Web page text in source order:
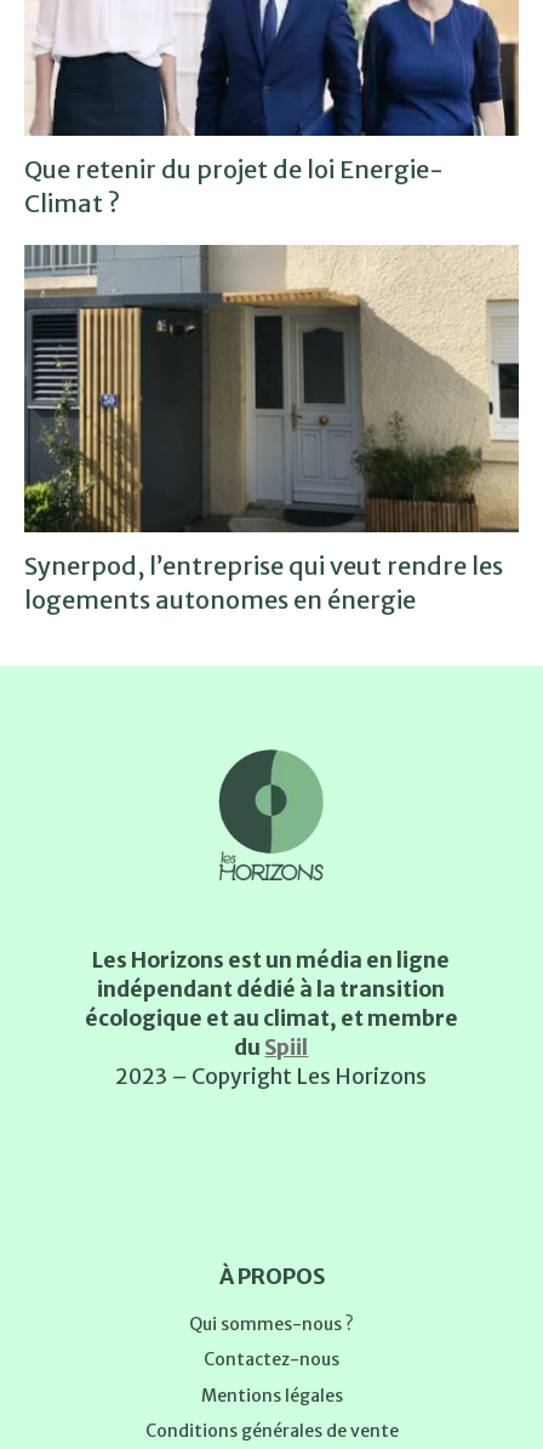
Que retenir du projet de loi Energie-
Climat ?
Synerpod, l’entreprise qui veut rendre les
logements autonomes en énergie
Les Horizons est un média en ligne
indépendant dédié à la transition
écologique et au climat, et membre
du Spiil
2023 – Copyright Les Horizons
À PROPOS
Qui sommes-nous ?
Contactez-nous
Mentions légales
Conditions générales de vente